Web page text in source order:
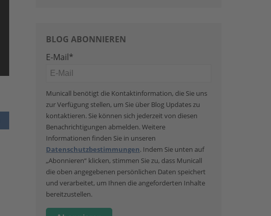
BLOG ABONNIEREN
E-Mail*
Municall benötigt die Kontaktinformation, die Sie uns
zur Verfügung stellen, um Sie über Blog Updates zu
kontaktieren. Sie können sich jederzeit von diesen
Benachrichtigungen abmelden. Weitere
Informationen finden Sie in unseren
Datenschutzbestimmungen. Indem Sie unten auf
„Abonnieren“ klicken, stimmen Sie zu, dass Municall
die oben angegebenen persönlichen Daten speichert
und verarbeitet, um Ihnen die angeforderten Inhalte
bereitzustellen.